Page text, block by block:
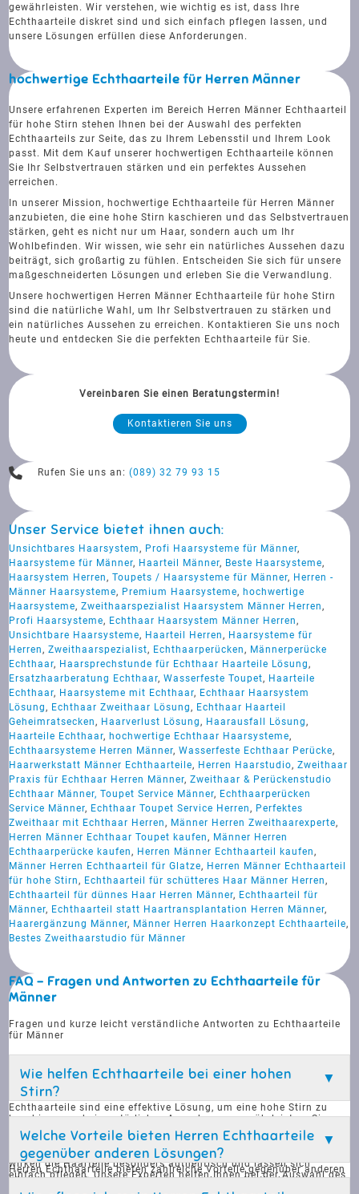
gewährleisten. Wir verstehen, wie wichtig es ist, dass Ihre
Echthaarteile diskret sind und sich einfach pflegen lassen, und
unsere Lösungen erfüllen diese Anforderungen.
hochwertige Echthaarteile für Herren Männer
Unsere erfahrenen Experten im Bereich Herren Männer Echthaarteil
für hohe Stirn stehen Ihnen bei der Auswahl des perfekten
Echthaarteils zur Seite, das zu Ihrem Lebensstil und Ihrem Look
passt. Mit dem Kauf unserer hochwertigen Echthaarteile können
Sie Ihr Selbstvertrauen stärken und ein perfektes Aussehen
erreichen.
In unserer Mission, hochwertige Echthaarteile für Herren Männer
anzubieten, die eine hohe Stirn kaschieren und das Selbstvertrauen
stärken, geht es nicht nur um Haar, sondern auch um Ihr
Wohlbefinden. Wir wissen, wie sehr ein natürliches Aussehen dazu
beiträgt, sich großartig zu fühlen. Entscheiden Sie sich für unsere
maßgeschneiderten Lösungen und erleben Sie die Verwandlung.
Unsere hochwertigen Herren Männer Echthaarteile für hohe Stirn
sind die natürliche Wahl, um Ihr Selbstvertrauen zu stärken und
ein natürliches Aussehen zu erreichen. Kontaktieren Sie uns noch
heute und entdecken Sie die perfekten Echthaarteile für Sie.
Vereinbaren Sie einen Beratungstermin!
Kontaktieren Sie uns
Rufen Sie uns an:(089) 32 79 93 15
Unser Service bietet ihnen auch:
Unsichtbares Haarsystem, Profi Haarsysteme für Männer,
Haarsysteme für Männer, Haarteil Männer, Beste Haarsysteme,
Haarsystem Herren,Toupets / Haarsysteme für Männer, Herren -
Männer Haarsysteme, Premium Haarsysteme,hochwertige
Haarsysteme,Zweithaarspezialist Haarsystem Männer Herren,
Profi Haarsysteme, Echthaar Haarsystem Männer Herren,
Unsichtbare Haarsysteme, Haarteil Herren, Haarsysteme für
Herren,Zweithaarspezialist, Echthaarperücken, Männerperücke
Echthaar, Haarsprechstunde für Echthaar Haarteile Lösung,
Ersatzhaarberatung Echthaar,Wasserfeste Toupet, Haarteile
Echthaar, Haarsysteme mit Echthaar, Echthaar Haarsystem
Lösung, Echthaar Zweithaar Lösung, Echthaar Haarteil
Geheimratsecken, Haarverlust Lösung, Haarausfall Lösung,
Haarteile Echthaar,hochwertige Echthaar Haarsysteme,
Echthaarsysteme Herren Männer,Wasserfeste Echthaar Perücke,
Haarwerkstatt Männer Echthaarteile, Herren Haarstudio,Zweithaar
Praxis für Echthaar Herren Männer,Zweithaar & Perückenstudio
Echthaar Männer, Toupet Service Männer, Echthaarperücken
Service Männer, Echthaar Toupet Service Herren, Perfektes
Zweithaar mit Echthaar Herren, Männer Herren Zweithaarexperte,
Herren Männer Echthaar Toupet kaufen, Männer Herren
Echthaarperücke kaufen, Herren Männer Echthaarteil kaufen,
Männer Herren Echthaarteil für Glatze, Herren Männer Echthaarteil
für hohe Stirn, Echthaarteil für schütteres Haar Männer Herren,
Echthaarteil für dünnes Haar Herren Männer, Echthaarteil für
Männer, Echthaarteil statt Haartransplantation Herren Männer,
Haarergänzung Männer, Männer Herren Haarkonzept Echthaarteile,
Bestes Zweithaarstudio für Männer
FAQ - Fragen und Antworten zu Echthaarteile für
Männer
Fragen und kurze leicht verständliche Antworten zu Echthaarteile
für Männer
Wie helfen Echthaarteile bei einer hohen
Stirn?
Echthaarteile sind eine effektive Lösung, um eine hohe Stirn zu
kaschieren und ein natürliches Aussehen zu gewährleisten. Sie
sind speziell entwickelt, um sich nahtlos in das bestehende Haar
zu integrieren und bieten eine diskrete Möglichkeit, das
Selbstvertrauen zu stärken. Durch die Verwendung von Echthaar
wirken die Haarteile besonders authentisch und lassen sich
einfach pflegen. Unsere Experten helfen Ihnen bei der Auswahl des
Welche Vorteile bieten Herren Echthaarteile
gegenüber anderen Lösungen?
Herren Echthaarteile bieten zahlreiche Vorteile gegenüber anderen
Lösungen wie Haartransplantationen oder synthetischen
Haarteilen. Sie sind sofort einsatzbereit und erfordern keine